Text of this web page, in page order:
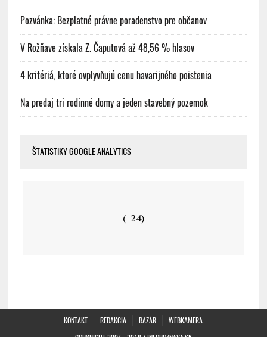
Pozvánka: Bezplatné právne poradenstvo pre občanov
V Rožňave získala Z. Čaputová až 48,56 % hlasov
4 kritériá, ktoré ovplyvňujú cenu havarijného poistenia
Na predaj tri rodinné domy a jeden stavebný pozemok
ŠTATISTIKY GOOGLE ANALYTICS
(-24)
KONTAKT REDAKCIA BAZÁR
WEBKAMERA